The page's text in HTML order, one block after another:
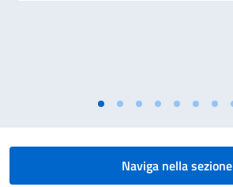
Naviga nella sezione